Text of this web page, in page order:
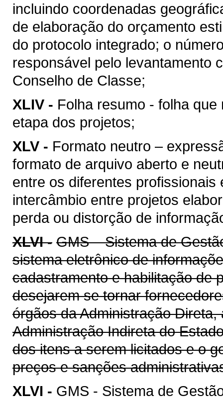
incluindo coordenadas
de elaboração do orçamento
do protocolo integrado; o
responsável pelo levantamento
Conselho de Classe;
XLIV - Folha resumo - folha
etapa dos projetos;
XLV - Formato neutro –
formato de arquivo aberto e
entre os diferentes
intercâmbio entre projetos
perda ou distorção de
XLVI - GMS – Sistema de
sistema eletrônico de
cadastramento e habilitação de
desejarem se tornar
órgãos da Administração
Administração Indireta do
dos itens a serem licitados e o
preços e sanções
XLVI - GMS - Sistema de